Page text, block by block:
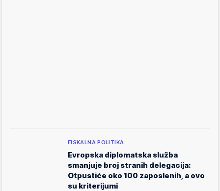
FISKALNA POLITIKA
Evropska diplomatska služba
smanjuje broj stranih delegacija:
Otpustiće oko 100 zaposlenih, a ovo
su kriterijumi